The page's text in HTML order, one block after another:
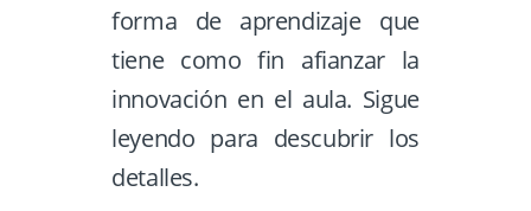
forma de aprendizaje que
tiene como fin afianzar la
innovación en el aula. Sigue
leyendo para descubrir los
detalles.